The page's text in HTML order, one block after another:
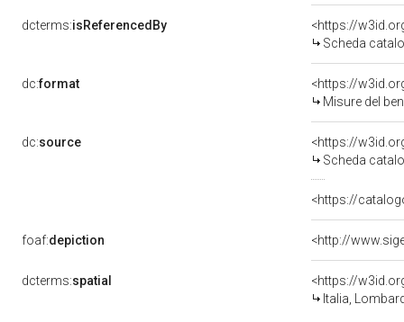
dcterms:isReferencedBy
<https://
Scheda
dc:format
<https://
Misure del
dc:source
<https://
Scheda
<https://
foaf:depiction <http://
dcterms:spatial
<https://
Italia,